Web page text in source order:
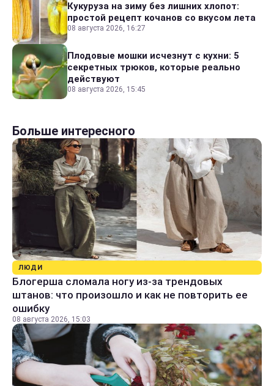
Кукуруза на зиму без лишних хлопот:
простой рецепт кочанов со вкусом лета
08 августа 2026, 16:27
Плодовые мошки исчезнут с кухни: 5
секретных трюков, которые реально
действуют
08 августа 2026, 15:45
Больше интересного
ЛЮДИ
Блогерша сломала ногу из-за трендовых
штанов: что произошло и как не повторить ее
ошибку
08 августа 2026, 15:03